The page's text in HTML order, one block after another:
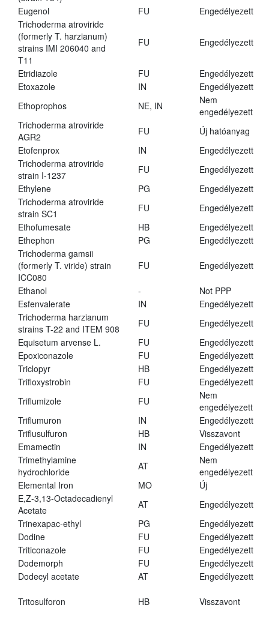
Eugenol
FU
Engedélyezett
Trichoderma atroviride
(formerly T. harzianum)
strains IMI 206040 and
T11
FU Engedélyezett
Etridiazole FU
Engedélyezett
Etoxazole
IN
Engedélyezett
Ethoprophos
NE, IN
Nem
engedélyezett
Trichoderma atroviride
AGR2
FU
Új hatóanyag
Etofenprox
IN
Engedélyezett
Trichoderma atroviride
strain I-1237
FU
Engedélyezett
Ethylene
PG
Engedélyezett
Trichoderma atroviride
strain SC1
FU
Engedélyezett
Ethofumesate
HB
Engedélyezett
Ethephon
PG
Engedélyezett
Trichoderma gamsii
(formerly T. viride) strain
ICC080
FU Engedélyezett
Ethanol -
Not PPP
Esfenvalerate
IN
Engedélyezett
Trichoderma harzianum
strains T-22 and ITEM 908
FU
Engedélyezett
Equisetum arvense L.
FU
Engedélyezett
Epoxiconazole
FU
Engedélyezett
Triclopyr
HB
Engedélyezett
Trifloxystrobin
FU
Engedélyezett
Triflumizole
FU
Nem
engedélyezett
Triflumuron
IN
Engedélyezett
Triflusulfuron
HB
Visszavont
Emamectin
IN
Engedélyezett
Trimethylamine
hydrochloride
AT
Nem
engedélyezett
Elemental Iron
MO
Új
E,Z-3,13-Octadecadienyl
Acetate
AT
Engedélyezett
Trinexapac-ethyl
PG
Engedélyezett
Dodine
FU
Engedélyezett
Triticonazole
FU
Engedélyezett
Dodemorph
FU
Engedélyezett
Dodecyl acetate
AT Engedélyezett
Tritosulforon HB Visszavont